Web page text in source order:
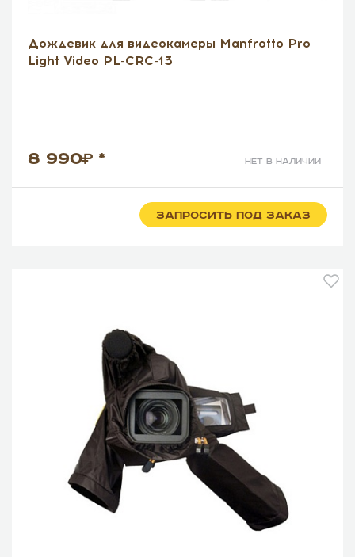
Дождевик для видеокамеры Manfrotto Pro
Light Video PL-CRC-13
8 990 * нет в наличии
ЗАПРОСИТЬ ПОД ЗАКАЗ